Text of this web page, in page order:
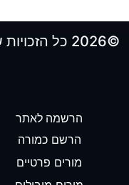
©2026 כל הזכויות שמורות לאתר הולכים-על-100
הרשמה לאתר
הרשם כמורה
מורים פרטיים